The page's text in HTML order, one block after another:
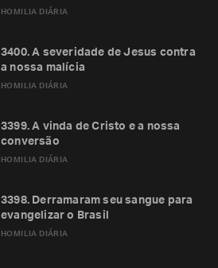
HOMILIA DIÁRIA
HOMILIA DIÁRIA
3400. A severidade de Jesus contra
a nossa malícia
HOMILIA DIÁRIA
3399. A vinda de Cristo e a nossa
conversão
HOMILIA DIÁRIA
3398. Derramaram seu sangue para
evangelizar o Brasil